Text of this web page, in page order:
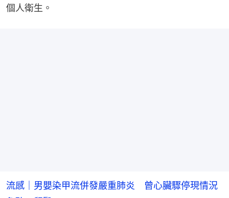
個人衛生。
流感｜男嬰染甲流併發嚴重肺炎 曾心臟驟停現情況